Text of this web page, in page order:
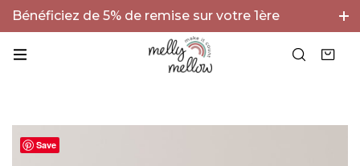
Bénéficiez de 5% de remise sur votre 1ère
commande avec le code BIENVENUE5 !
Save